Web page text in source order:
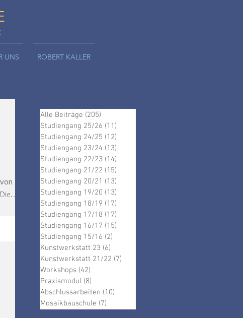
UNS ROBERT KALLER
Alle Beiträge (205)
Studiengang 25/26 (11)
Studiengang 24/25 (12)
Studiengang 23/24 (13)
Studiengang 22/23 (14)
Studiengang 21/22 (15)
Studiengang 20/21 (13)
Studiengang 19/20 (13)
Studiengang 18/19 (17)
Studiengang 17/18 (17)
Studiengang 16/17 (15)
Studiengang 15/16 (2)
Kunstwerkstatt 23 (6)
Kunstwerkstatt 21/22 (7)
Workshops (42)
Praxismodul (8)
Abschlussarbeiten (10)
Mosaikbauschule (7)